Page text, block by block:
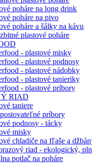
poháre na long drink
poháre na pivo
poháre a šálky na kávu
plastové poháre
- plastové misky
- plastové podnosy
- plastové nádobky
- plastové tanieriky
- plastové príbory
RIAD
taniere
príbory
podnosy - tácky
misky
chladiče na fľaše a
riad - ekologický,
potlač na poháre